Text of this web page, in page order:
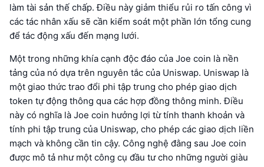
làm tài sản thế chấp. Điều này giảm thiểu rủi ro tấn công vì
các tác nhân xấu sẽ cần kiểm soát một phần lớn tổng cung
để tác động xấu đến mạng lưới.
Một trong những khía cạnh độc đáo của Joe coin là nền
tảng của nó dựa trên nguyên tắc của Uniswap. Uniswap là
một giao thức trao đổi phi tập trung cho phép giao dịch
token tự động thông qua các hợp đồng thông minh. Điều
này có nghĩa là Joe coin hưởng lợi từ tính thanh khoản và
tính phi tập trung của Uniswap, cho phép các giao dịch liền
mạch và không cần tin cậy. Công nghệ đằng sau Joe coin
được mô tả như một công cụ đầu tư cho những người giàu